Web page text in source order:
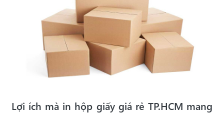
Lợi ích mà in hộp giấy giá rẻ TP.HCM mang